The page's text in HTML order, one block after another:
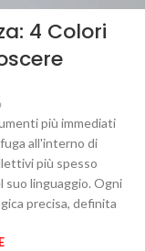
4 Colori
più immediati
all'interno di
più spesso
suo linguaggio. Ogni
precisa, definita